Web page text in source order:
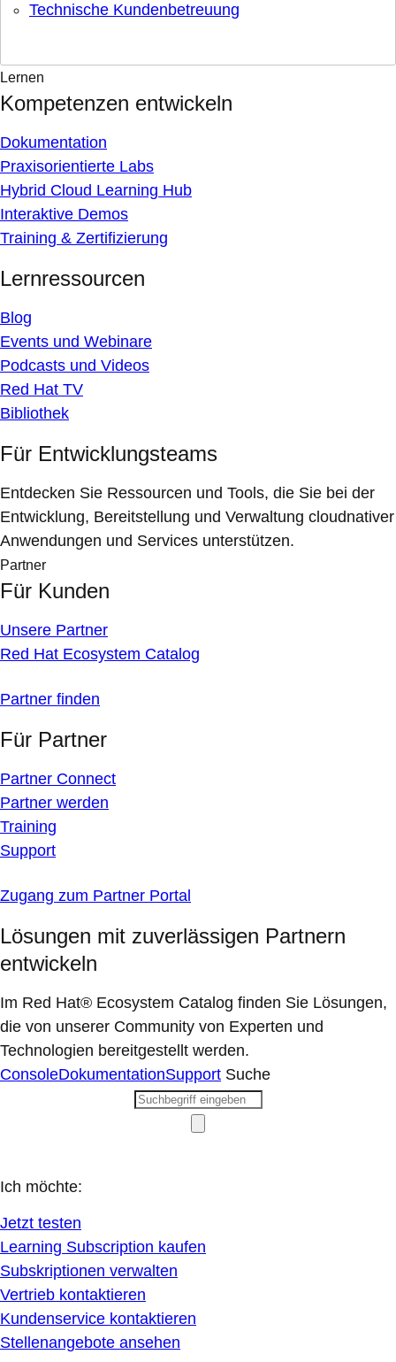
Technische Kundenbetreuung
Lernen
Kompetenzen entwickeln
Dokumentation
Praxisorientierte Labs
Hybrid Cloud Learning Hub
Interaktive Demos
Training & Zertifizierung
Lernressourcen
Blog
Events und Webinare
Podcasts und Videos
Red Hat TV
Bibliothek
Für Entwicklungsteams
Entdecken Sie Ressourcen und Tools, die Sie bei der
Entwicklung, Bereitstellung und Verwaltung cloudnativer
Anwendungen und Services unterstützen.
Partner
Für Kunden
Unsere Partner
Red Hat Ecosystem Catalog
Partner finden
Für Partner
Partner Connect
Partner werden
Training
Support
Zugang zum Partner Portal
Lösungen mit zuverlässigen Partnern
entwickeln
Im Red Hat® Ecosystem Catalog finden Sie Lösungen,
die von unserer Community von Experten und
Technologien bereitgestellt werden.
ConsoleDokumentationSupport Suche
Ich möchte:
Jetzt testen
Learning Subscription kaufen
Subskriptionen verwalten
Vertrieb kontaktieren
Kundenservice kontaktieren
Stellenangebote ansehen